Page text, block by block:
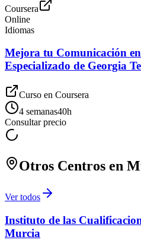
Coursera
Online
Idiomas
Mejora tu Comunicación
Especializado de Georgia
Curso en Coursera
4 semanas40h
Consultar precio
Otros Centros en
Ver todos
Instituto de las
Murcia